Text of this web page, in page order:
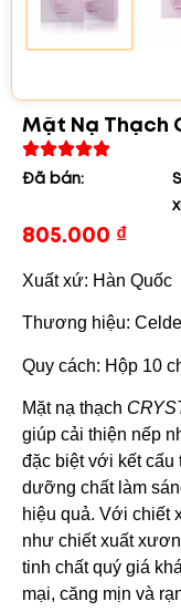
Mặt Nạ Thạch
Đã bán:
805.000 ₫
Xuất xứ: Hàn Quốc
Thương hiệu:
Quy cách: Hộp 10
Mặt nạ thạch
giúp cải thiện nếp
đặc biệt với kết cấu
dưỡng chất làm
hiệu quả. Với chiết
như chiết xuất
tinh chất quý giá
mại, căng mịn và